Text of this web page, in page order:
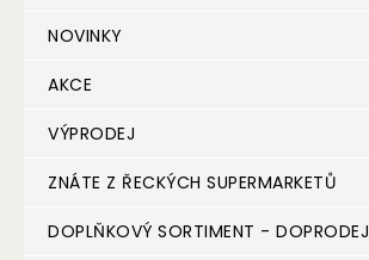
NOVINKY
AKCE
VÝPRODEJ
ZNÁTE Z ŘECKÝCH SUPERMARKETŮ
DOPLŇKOVÝ SORTIMENT - DOPRODEJ